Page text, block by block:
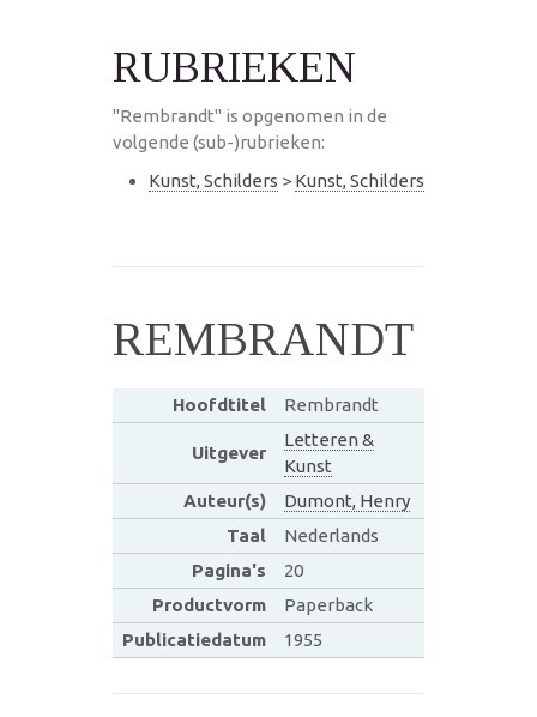
RUBRIEKEN
"Rembrandt" is opgenomen in de
volgende (sub-)rubrieken:
Kunst, Schilders > Kunst, Schilders
REMBRANDT
Hoofdtitel Rembrandt
Uitgever
Letteren &
Kunst
Auteur(s)
Dumont, Henry
Taal
Nederlands
Pagina's
20
Productvorm
Paperback
Publicatiedatum
1955